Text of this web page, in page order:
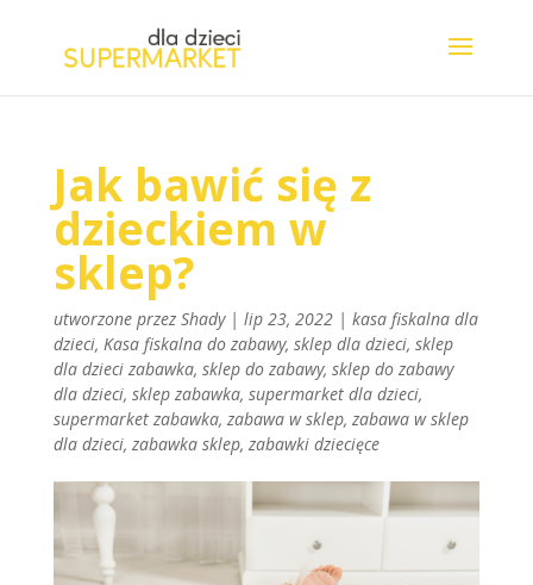
Jak bawić się z
dzieckiem w
sklep?
utworzone przez Shady| lip 23, 2022| kasa fiskalna dla
dzieci, Kasa fiskalna do zabawy, sklep dla dzieci, sklep
dla dzieci zabawka, sklep do zabawy, sklep do zabawy
dla dzieci, sklep zabawka, supermarket dla dzieci,
supermarket zabawka, zabawa w sklep, zabawa w sklep
dla dzieci, zabawka sklep, zabawki dziecięce